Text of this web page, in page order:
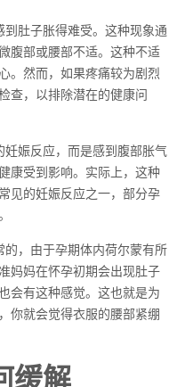
肚子胀得难受。这种现象通
腹部或腰部不适。这种不适
。然而，如果疼痛较为剧烈
查，以排除潜在的健康问
娠反应，而是感到腹部胀气
康受到影响。实际上，这种
见的妊娠反应之一，部分孕
，由于孕期体内荷尔蒙有所
妈妈在怀孕初期会出现肚子
会有这种感觉。这也就是为
你就会觉得衣服的腰部紧绷
缓解